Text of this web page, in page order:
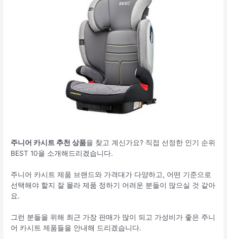
주니어 카시트 추천 상품을 찾고 계신가요? 직접 선정한 인기 순위
BEST 10을 소개해드리겠습니다.
주니어 카시트 제품 브랜드와 가격대가 다양하고, 어떤 기준으로
선택해야 할지 잘 몰라 제품 정하기 어려운 분들이 많으실 것 같아
요.
그런 분들을 위해 최근 가장 판매가 많이 되고 가성비가 좋은 주니
어 카시트 제품들을 안내해 드리겠습니다.